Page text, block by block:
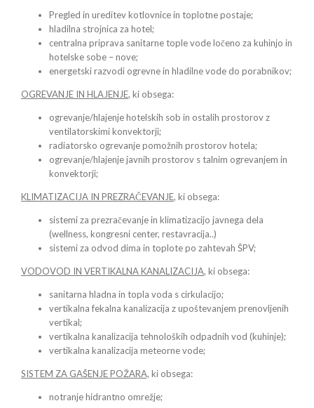
Pregled in ureditev kotlovnice in toplotne postaje;
hladilna strojnica za hotel;
centralna priprava sanitarne tople vode ločeno za kuhinjo in
hotelske sobe – nove;
energetski razvodi ogrevne in hladilne vode do porabnikov;
OGREVANJE IN HLAJENJE, ki obsega:
ogrevanje/hlajenje hotelskih sob in ostalih prostorov z
ventilatorskimi konvektorji;
radiatorsko ogrevanje pomožnih prostorov hotela;
ogrevanje/hlajenje javnih prostorov s talnim ogrevanjem in
konvektorji;
KLIMATIZACIJA IN PREZRAČEVANJE, ki obsega:
sistemi za prezračevanje in klimatizacijo javnega dela
(wellness, kongresni center, restavracija..)
sistemi za odvod dima in toplote po zahtevah ŠPV;
VODOVOD IN VERTIKALNA KANALIZACIJA, ki obsega:
sanitarna hladna in topla voda s cirkulacijo;
vertikalna fekalna kanalizacija z upoštevanjem prenovljenih
vertikal;
vertikalna kanalizacija tehnoloških odpadnih vod (kuhinje);
vertikalna kanalizacija meteorne vode;
SISTEM ZA GAŠENJE POŽARA, ki obsega:
notranje hidrantno omrežje;